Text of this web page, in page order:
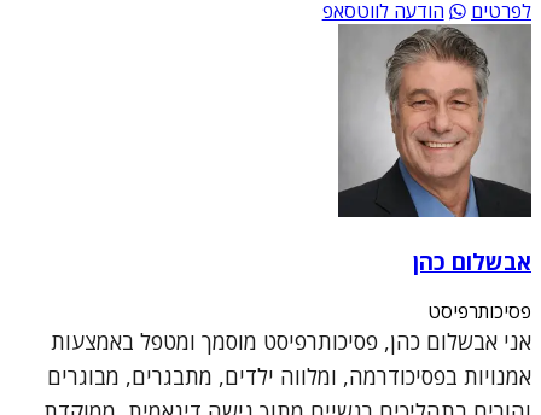
לפרטים
הודעה לווטסאפ
אבשלום כהן
פסיכותרפיסט
אני אבשלום כהן, פסיכותרפיסט מוסמך ומטפל באמצעות
אמנויות בפסיכודרמה, ומלווה ילדים, מתבגרים, מבוגרים